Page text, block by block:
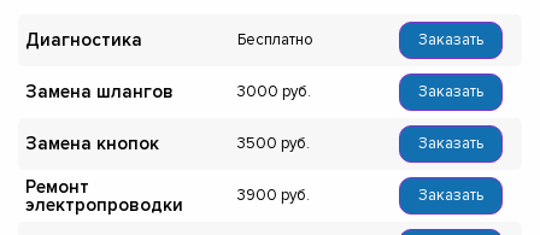
Диагностика Бесплатно Заказать
Замена шлангов 3000 Заказать
Замена кнопок 3500 Заказать
Ремонт
электропроводки
3900 Заказать